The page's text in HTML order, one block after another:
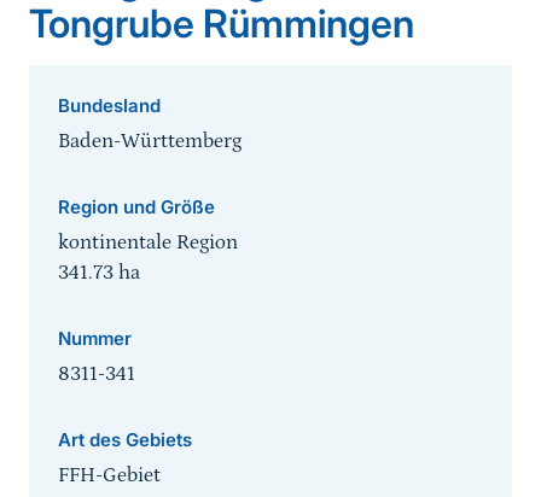
Tongrube Rümmingen
Bundesland
Baden-Württemberg
Region und Größe
kontinentale Region
341.73 ha
Nummer
8311-341
Art des Gebiets
FFH-Gebiet